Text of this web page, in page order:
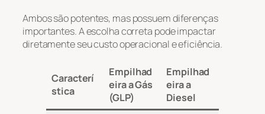
Ambos são potentes, mas possuem diferenças
importantes. A escolha correta pode impactar
diretamente seu custo operacional e eficiência.
Caracterí
stica
Empilhad
eira a Gás
(GLP)
Empilhad
eira a
Diesel